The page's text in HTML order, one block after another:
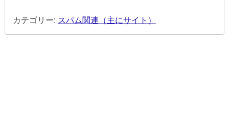
カテゴリー: スパム関連（主にサイト）